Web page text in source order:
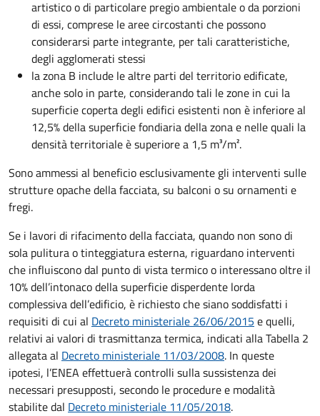
artistico o di particolare pregio ambientale o da porzioni
di essi, comprese le aree circostanti che possono
considerarsi parte integrante, per tali caratteristiche,
degli agglomerati stessi
la zona B include le altre parti del territorio edificate,
anche solo in parte, considerando tali le zone in cui la
superficie coperta degli edifici esistenti non è inferiore al
12,5% della superficie fondiaria della zona e nelle quali la
densità territoriale è superiore a 1,5 m³/m².
Sono ammessi al beneficio esclusivamente gli interventi sulle
strutture opache della facciata, su balconi o su ornamenti e
fregi.
Se i lavori di rifacimento della facciata, quando non sono di
sola pulitura o tinteggiatura esterna, riguardano interventi
che influiscono dal punto di vista termico o interessano oltre il
10% dell’intonaco della superficie disperdente lorda
complessiva dell’edificio, è richiesto che siano soddisfatti i
requisiti di cui al Decreto ministeriale 26/06/2015 e quelli,
relativi ai valori di trasmittanza termica, indicati alla Tabella 2
allegata al Decreto ministeriale 11/03/2008. In queste
ipotesi, l’ENEA effettuerà controlli sulla sussistenza dei
necessari presupposti, secondo le procedure e modalità
stabilite dal Decreto ministeriale 11/05/2018.